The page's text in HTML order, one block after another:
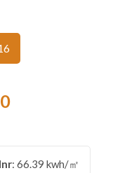
: 66.39 kwh/㎡